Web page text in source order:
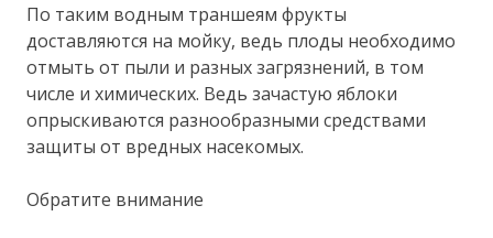
По таким водным траншеям фрукты
доставляются на мойку, ведь плоды необходимо
отмыть от пыли и разных загрязнений, в том
числе и химических. Ведь зачастую яблоки
опрыскиваются разнообразными средствами
защиты от вредных насекомых.
Обратите внимание